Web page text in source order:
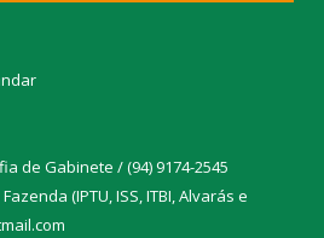
de Gabinete / (94) 9174-2545
(IPTU, ISS, ITBI, Alvarás e